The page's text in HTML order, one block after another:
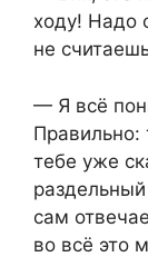
ходу! Надо
не
— Я всё
Правильно:
тебе уже
сам
во всё это